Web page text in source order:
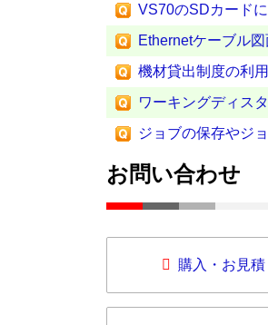
VS70のSDカード
Ethernetケーブル
機材貸出制度の利
ワーキングディス
ジョブの保存やジ
お問い合わせ
購入・お見